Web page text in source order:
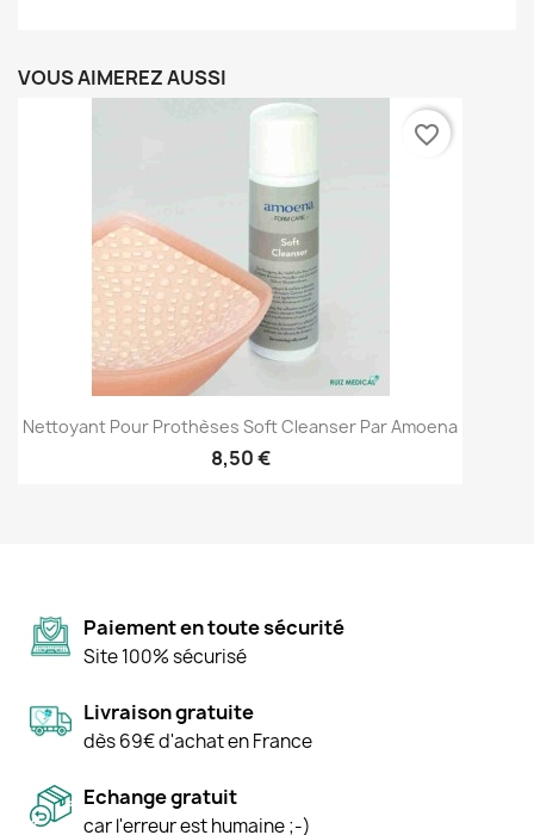
VOUS AIMEREZ AUSSI
Nettoyant Pour Prothèses Soft Cleanser Par Amoena
8,50 €
favorite_border
Paiement en toute sécurité
Site 100% sécurisé
Livraison gratuite
dès 69€ d'achat en France
Echange gratuit
car l'erreur est humaine ;-)